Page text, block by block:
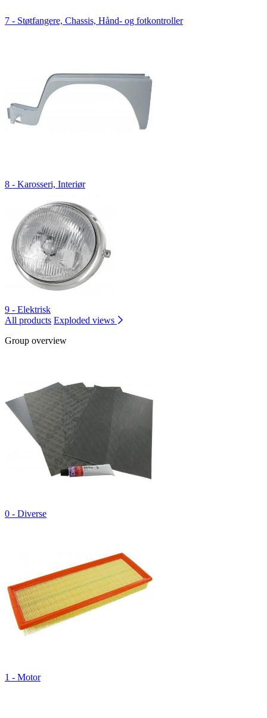
7 - Støtfangere, Chassis, Hånd- og fotkontroller
8 - Karosseri, Interiør
9 - Elektrisk
All products Exploded views
Group overview
0 - Diverse
1 - Motor